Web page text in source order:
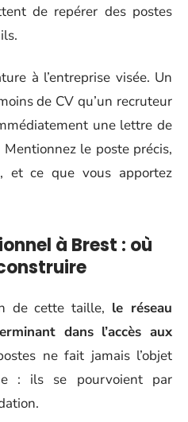
de repérer des postes
à l’entreprise visée. Un
de CV qu’un recruteur
une lettre de
le poste précis,
et ce que vous apportez
à Brest : où
de cette taille, le réseau
dans l’accès aux
ne fait jamais l’objet
: ils se pourvoient par